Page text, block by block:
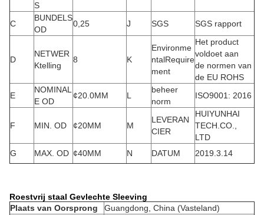
S
C
BUNDELS
OD
0,25 J SGS SGS rapport
D
NETWER
Ktelling
8 K
Environme
ntalRequire
ment
Het product
voldoet aan
de normen van
de EU ROHS
E
NOMINAL
E OD
¢20.0MM L
beheer
norm
ISO9001: 2016
F MIN. OD ¢20MM M
LEVERAN
CIER
HUIYUNHAI
TECH.CO.,
LTD
G
MAX. OD ¢40MM N DATUM 2019.3.14
Roestvrij staal Gevlechte Sleeving
Plaats van Oorsprong
Guangdong, China (Vasteland)